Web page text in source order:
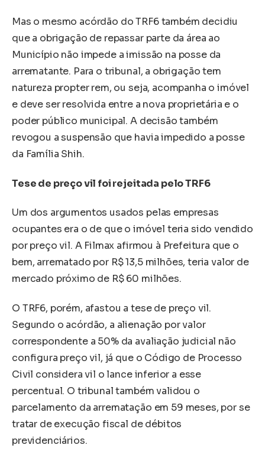
Mas o mesmo acórdão do TRF6 também decidiu
que a obrigação de repassar parte da área ao
Município não impede a imissão na posse da
arrematante. Para o tribunal, a obrigação tem
natureza propter rem, ou seja, acompanha o imóvel
e deve ser resolvida entre a nova proprietária e o
poder público municipal. A decisão também
revogou a suspensão que havia impedido a posse
da Família Shih.
Tese de preço vil foi rejeitada pelo TRF6
Um dos argumentos usados pelas empresas
ocupantes era o de que o imóvel teria sido vendido
por preço vil. A Filmax afirmou à Prefeitura que o
bem, arrematado por R$ 13,5 milhões, teria valor de
mercado próximo de R$ 60 milhões.
O TRF6, porém, afastou a tese de preço vil.
Segundo o acórdão, a alienação por valor
correspondente a 50% da avaliação judicial não
configura preço vil, já que o Código de Processo
Civil considera vil o lance inferior a esse
percentual. O tribunal também validou o
parcelamento da arrematação em 59 meses, por se
tratar de execução fiscal de débitos
previdenciários.